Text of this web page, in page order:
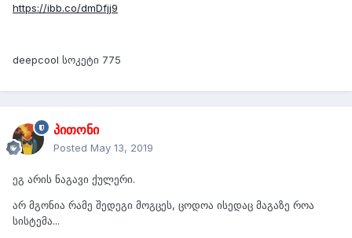
https://ibb.co/dmDfjj9
deepcool სოკეტი 775
პითონი
Posted May 13, 2019
ეგ არის ნაგავი ქულერი.
არ მგონია რამე შედეგი მოგცეს, ცოდოა ისედაც მაგაზე როა
სისტემა...